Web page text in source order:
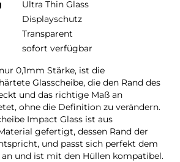
Ultra Thin Glass
Displayschutz
Transparent
sofort verfügbar
0,1mm Stärke, ist die
Glasscheibe, die den Rand des
und das richtige Maß an
ohne die Definition zu verändern.
Impact Glass ist aus
gefertigt, dessen Rand der
und passt sich perfekt dem
und ist mit den Hüllen kompatibel.